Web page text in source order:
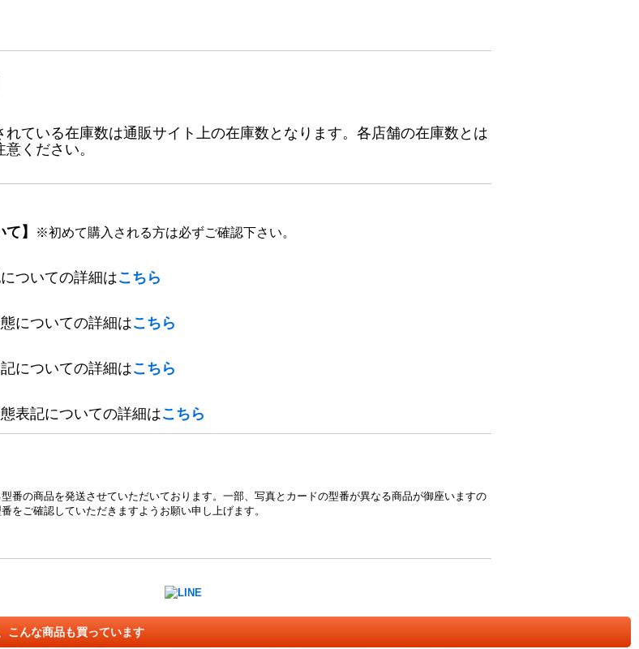
れている在庫数は通販サイト上の在庫数となります。各店舗の在庫数とは
ください。
】 ※初めて購入される方は必ずご確認下さい。
ついての詳細はこちら
についての詳細はこちら
についての詳細はこちら
表記についての詳細はこちら
番の商品を発送させていただいております。一部、写真とカードの型番が異なる商品が御座いますの
をご確認していただきますようお願い申し上げます。
こんな商品も買っています